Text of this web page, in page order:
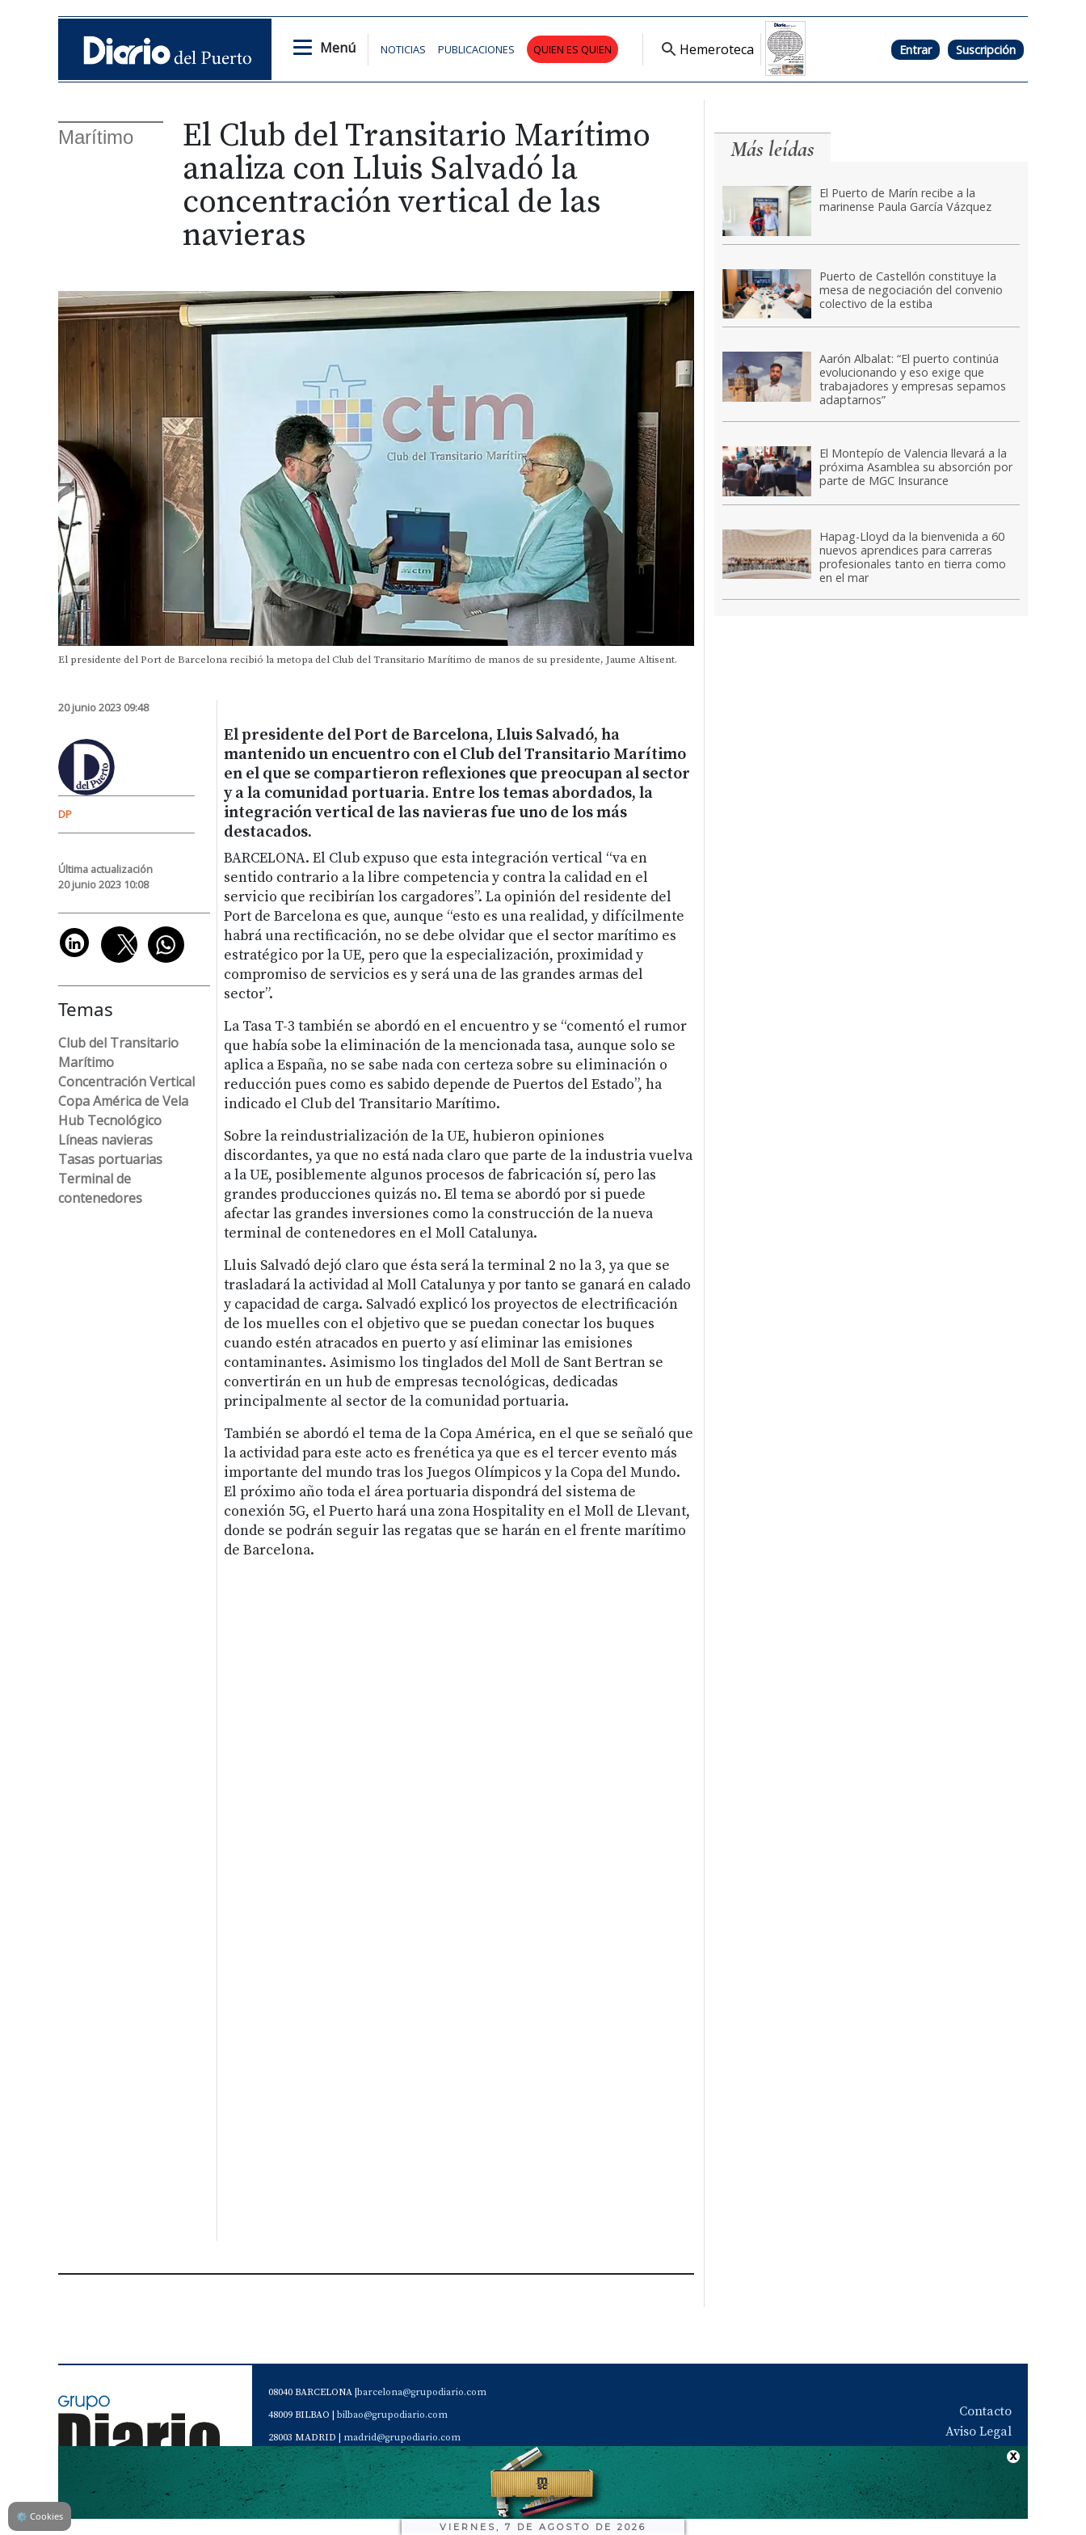
Menú NOTICIAS PUBLICACIONES QUIEN ES QUIEN Hemeroteca Entrar Suscripción
VIERNES, 7 DE AGOSTO DE 2026
Marítimo
El Club del Transitario Marítimo
analiza con Lluis Salvadó la
concentración vertical de las
navieras
El presidente del Port de Barcelona recibió la metopa del Club del Transitario Marítimo de manos de su presidente, Jaume Altisent.
20 junio 2023 09:48
DP
Última actualización
20 junio 2023 10:08
Temas
Club del Transitario
Marítimo
Concentración Vertical
Copa América de Vela
Hub Tecnológico
Líneas navieras
Tasas portuarias
Terminal de
contenedores
El presidente del Port de Barcelona, Lluis Salvadó, ha
mantenido un encuentro con el Club del Transitario Marítimo
en el que se compartieron reflexiones que preocupan al sector
y a la comunidad portuaria. Entre los temas abordados, la
integración vertical de las navieras fue uno de los más
destacados.
BARCELONA. El Club expuso que esta integración vertical “va en
sentido contrario a la libre competencia y contra la calidad en el
servicio que recibirían los cargadores”. La opinión del residente del
Port de Barcelona es que, aunque “esto es una realidad, y difícilmente
habrá una rectificación, no se debe olvidar que el sector marítimo es
estratégico por la UE, pero que la especialización, proximidad y
compromiso de servicios es y será una de las grandes armas del
sector”.
La Tasa T-3 también se abordó en el encuentro y se “comentó el rumor
que había sobe la eliminación de la mencionada tasa, aunque solo se
aplica a España, no se sabe nada con certeza sobre su eliminación o
reducción pues como es sabido depende de Puertos del Estado”, ha
indicado el Club del Transitario Marítimo.
Sobre la reindustrialización de la UE, hubieron opiniones
discordantes, ya que no está nada claro que parte de la industria vuelva
a la UE, posiblemente algunos procesos de fabricación sí, pero las
grandes producciones quizás no. El tema se abordó por si puede
afectar las grandes inversiones como la construcción de la nueva
terminal de contenedores en el Moll Catalunya.
Lluis Salvadó dejó claro que ésta será la terminal 2 no la 3, ya que se
trasladará la actividad al Moll Catalunya y por tanto se ganará en calado
y capacidad de carga. Salvadó explicó los proyectos de electrificación
de los muelles con el objetivo que se puedan conectar los buques
cuando estén atracados en puerto y así eliminar las emisiones
contaminantes. Asimismo los tinglados del Moll de Sant Bertran se
convertirán en un hub de empresas tecnológicas, dedicadas
principalmente al sector de la comunidad portuaria.
También se abordó el tema de la Copa América, en el que se señaló que
la actividad para este acto es frenética ya que es el tercer evento más
importante del mundo tras los Juegos Olímpicos y la Copa del Mundo.
El próximo año toda el área portuaria dispondrá del sistema de
conexión 5G, el Puerto hará una zona Hospitality en el Moll de Llevant,
donde se podrán seguir las regatas que se harán en el frente marítimo
de Barcelona.
Más leídas
El Puerto de Marín recibe a la
marinense Paula García Vázquez
Puerto de Castellón constituye la
mesa de negociación del convenio
colectivo de la estiba
Aarón Albalat: “El puerto continúa
evolucionando y eso exige que
trabajadores y empresas sepamos
adaptarnos”
El Montepío de Valencia llevará a la
próxima Asamblea su absorción por
parte de MGC Insurance
Hapag-Lloyd da la bienvenida a 60
nuevos aprendices para carreras
profesionales tanto en tierra como
en el mar
08040 BARCELONA | barcelona@grupodiario.com
48009 BILBAO | bilbao@grupodiario.com
28003 MADRID | madrid@grupodiario.com
46120 Alboraya. VALENCIA |
valencia@grupodiario.com
Servicio de Atención al Socio Suscriptor | sas@grupodiario.com
Teléfono de contacto de Diario del Puerto: 96 330 18 32
Contacto
Aviso Legal
Quiénes somos
Política de privacidad
⚙ Cookies